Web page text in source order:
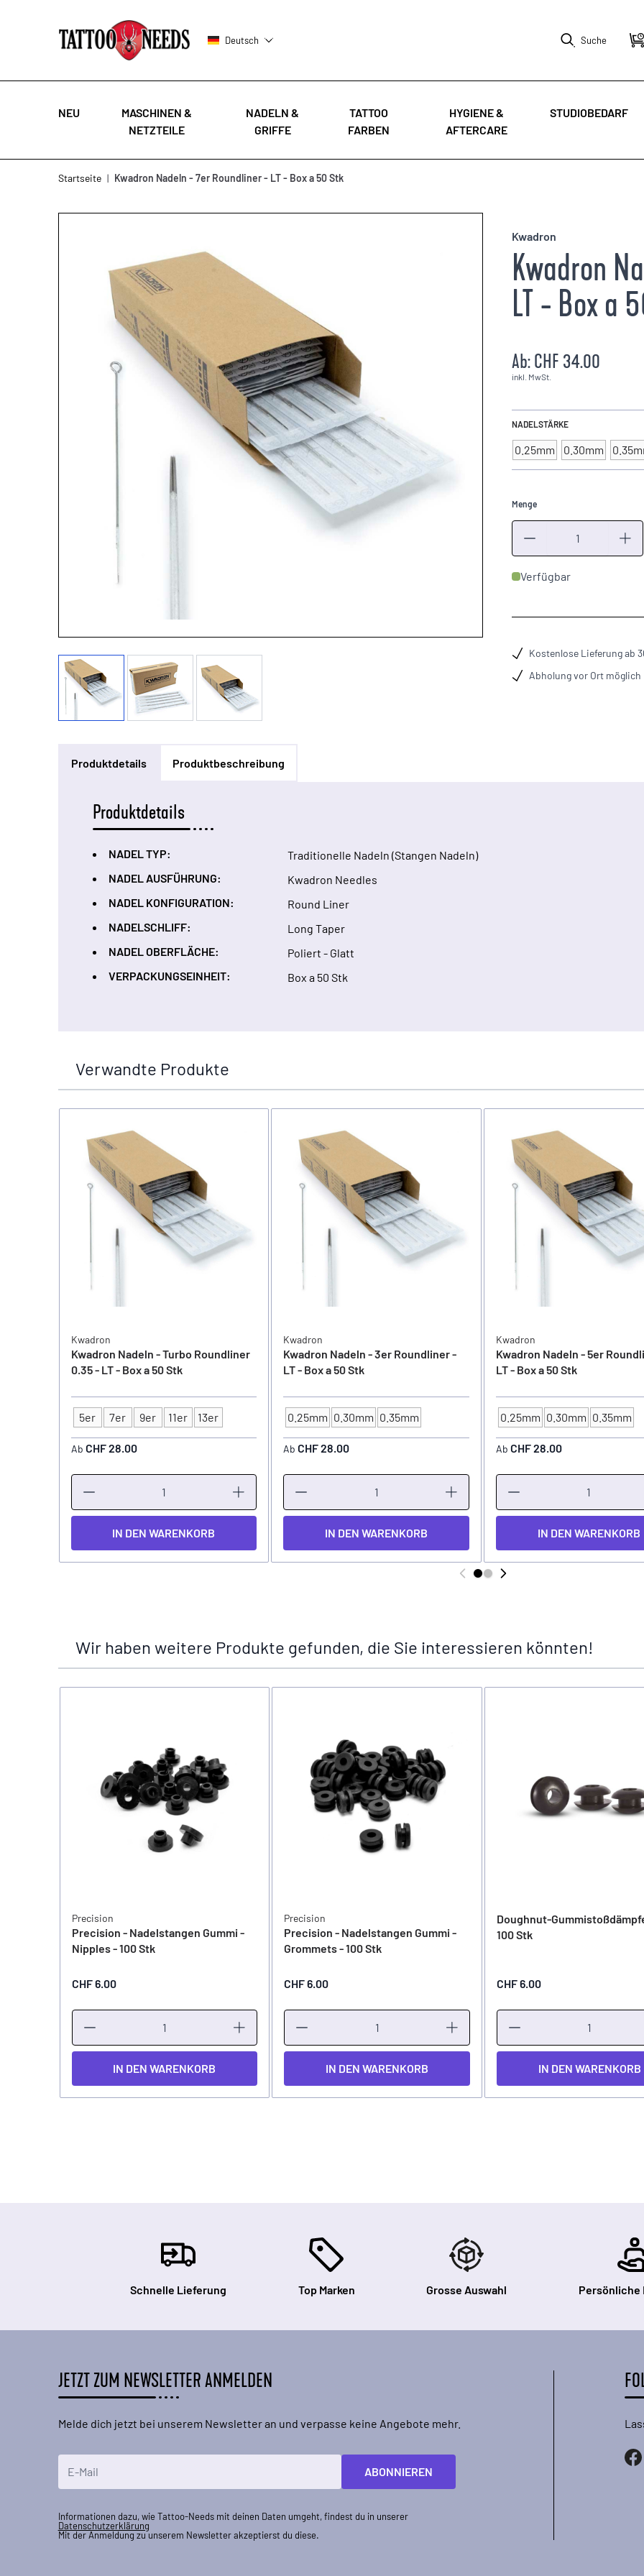
Deutsch Suche
NEU
MASCHINEN &
NETZTEILE
NADELN &
GRIFFE
TATTOO
FARBEN
HYGIENE &
AFTERCARE
STUDIOBEDARF
Startseite | Kwadron Nadeln - 7er Roundliner - LT - Box a 50 Stk
Kwadron
Kwadron
LT - Box a
Ab:CHF 34.00
inkl. MwSt.
NADELSTÄRKE
0.25mm 0.30mm
Menge
Verfügbar
Kostenlose Lieferung ab
Abholung vor Ort möglich
Produktdetails Produktbeschreibung
Produktdetails
NADEL TYP:
Traditionelle Nadeln (Stangen Nadeln)
NADEL AUSFÜHRUNG:
Kwadron Needles
NADEL KONFIGURATION:
Round Liner
NADELSCHLIFF:
Long Taper
NADEL OBERFLÄCHE:
Poliert - Glatt
VERPACKUNGSEINHEIT:
Box a 50 Stk
Verwandte Produkte
Kwadron
Kwadron Nadeln - Turbo Roundliner
0.35 - LT - Box a 50 Stk
Typ
5er 7er 9er 11er 13er
Ab CHF 28.00
IN DEN WARENKORB
Kwadron
Kwadron Nadeln - 3er Roundliner -
LT - Box a 50 Stk
NADELSTÄRKE
0.25mm 0.30mm 0.35mm
Ab CHF 28.00
IN DEN WARENKORB
Kwadron
Kwadron Nadeln - 5er
LT - Box a 50 Stk
NADELSTÄRKE
0.25mm 0.30mm 0.35mm
Ab CHF 28.00
IN DEN WARENKORB
Wir haben weitere Produkte gefunden, die Sie interessieren könnten!
Precision
Precision - Nadelstangen Gummi -
Nipples - 100 Stk
CHF 6.00
IN DEN WARENKORB
Precision
Precision - Nadelstangen Gummi -
Grommets - 100 Stk
CHF 6.00
IN DEN WARENKORB
Doughnut-
100 Stk
CHF 6.00
IN DEN WARENKORB
Schnelle Lieferung Top Marken Grosse Auswahl Persönliche
JETZT ZUM NEWSLETTER ANMELDEN
Melde dich jetzt bei unserem Newsletter an und verpasse keine Angebote mehr.
ABONNIEREN
Informationen dazu, wie Tattoo-Needs mit deinen Daten umgeht, findest du in unserer
Datenschutzerklärung
Mit der Anmeldung zu unserem Newsletter akzeptierst du diese.